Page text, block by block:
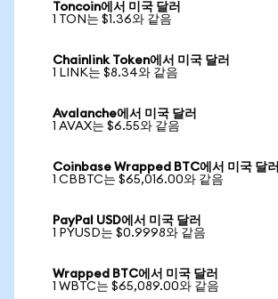
Toncoin에서 미국 달러
1 TON는 $1.36와 같음
Chainlink Token에서 미국 달러
1 LINK는 $8.34와 같음
Avalanche에서 미국 달러
1 AVAX는 $6.55와 같음
Coinbase Wrapped BTC에서 미국 달러
1 CBBTC는 $65,016.00와 같음
PayPal USD에서 미국 달러
1 PYUSD는 $0.9998와 같음
Wrapped BTC에서 미국 달러
1 WBTC는 $65,089.00와 같음